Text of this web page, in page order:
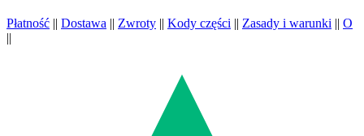
Płatność || Dostawa || Zwroty || Kody części || Zasady i warunki || O
||